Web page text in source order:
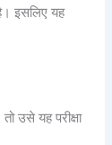
इसलिए यह
उसे यह परीक्षा